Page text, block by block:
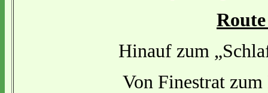
Hinauf zum
Von Finestrat